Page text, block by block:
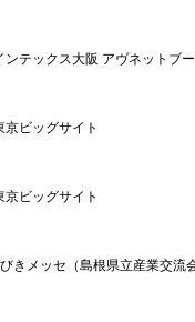
を実現するためのコンセ
テックス大阪 アヴネットブー
ビッグサイト
ビッグサイト
メッセ（島根県立産業交流